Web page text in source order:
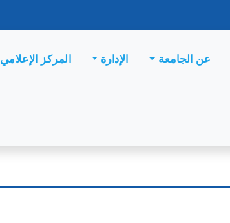
عن الجامعة الإدارة المركز الإعلامي